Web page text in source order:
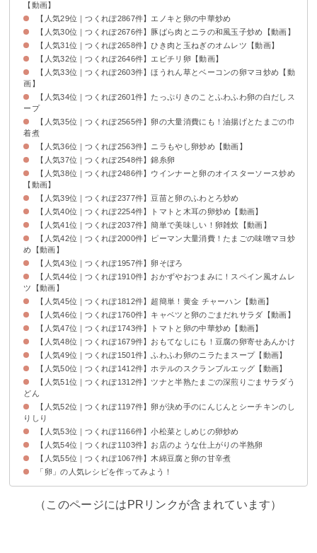
【動画】
【人気29位｜つくれぽ2867件】エノキと卵の中華炒め
【人気30位｜つくれぽ2676件】豚ばら肉とニラの和風玉子炒め【動画】
【人気31位｜つくれぽ2658件】ひき肉と玉ねぎのオムレツ【動画】
【人気32位｜つくれぽ2646件】エビチリ卵【動画】
【人気33位｜つくれぽ2603件】ほうれん草とベーコンの卵マヨ炒め【動
画】
【人気34位｜つくれぽ2601件】たっぷりきのことふわふわ卵の白だしス
ープ
【人気35位｜つくれぽ2565件】卵の大量消費にも！油揚げとたまごの巾
着煮
【人気36位｜つくれぽ2563件】ニラもやし卵炒め【動画】
【人気37位｜つくれぽ2548件】錦糸卵
【人気38位｜つくれぽ2486件】ウインナーと卵のオイスターソース炒め
【動画】
【人気39位｜つくれぽ2377件】豆苗と卵のふわとろ炒め
【人気40位｜つくれぽ2254件】トマトと木耳の卵炒め【動画】
【人気41位｜つくれぽ2037件】簡単で美味しい！卵雑炊【動画】
【人気42位｜つくれぽ2000件】ピーマン大量消費！たまごの味噌マヨ炒
め【動画】
【人気43位｜つくれぽ1957件】卵そぼろ
【人気44位｜つくれぽ1910件】おかずやおつまみに！スペイン風オムレ
ツ【動画】
【人気45位｜つくれぽ1812件】超簡単！黄金 チャーハン【動画】
【人気46位｜つくれぽ1760件】キャベツと卵のごまだれサラダ【動画】
【人気47位｜つくれぽ1743件】トマトと卵の中華炒め【動画】
【人気48位｜つくれぽ1679件】おもてなしにも！豆腐の卵寄せあんかけ
【人気49位｜つくれぽ1501件】ふわふわ卵のニラたまスープ【動画】
【人気50位｜つくれぽ1412件】ホテルのスクランブルエッグ【動画】
【人気51位｜つくれぽ1312件】ツナと半熟たまごの深煎りごまサラダう
どん
【人気52位｜つくれぽ1197件】卵が決め手のにんじんとシーチキンのし
りしり
【人気53位｜つくれぽ1166件】小松菜としめじの卵炒め
【人気54位｜つくれぽ1103件】お店のような仕上がりの半熟卵
【人気55位｜つくれぽ1067件】木綿豆腐と卵の甘辛煮
「卵」の人気レシピを作ってみよう！
（このページにはPRリンクが含まれています）